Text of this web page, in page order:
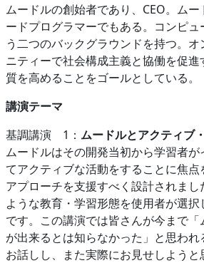
ムードルの創始者であり、CEO。ム
ードプログラマーでもある。コンピ
う二つのバックグラウンドを持つ。
ニティーで社会構成主義と協働を促
質を高めることをゴールとしている。
講演テーマ
基調講演 1： ムードルとアクティブ
ムードルはその開発当初から学習者
てアクティブな活動をすることに焦
アプローチを支援すべく設計されま
ような教育・学習形態を使用者が選択
です。この講演では皆さんが今まで「
が出来るとは知らなかった」と思わ
お話しし、また実際にお見せしようと